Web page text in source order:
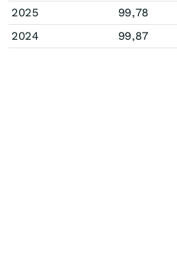
2025
99,78
2024
99,87